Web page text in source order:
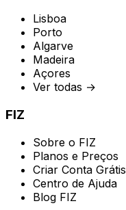
Lisboa
Porto
Algarve
Madeira
Açores
Ver todas →
FIZ
Sobre o FIZ
Planos e Preços
Criar Conta Grátis
Centro de Ajuda
Blog FIZ